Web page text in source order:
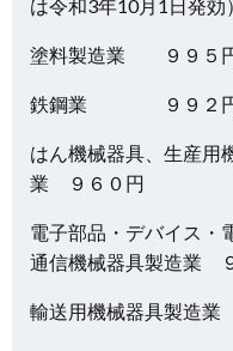
は令和3年10月1日発効）
塗料製造業 ９９５
鉄鋼業 ９９２
はん機械器具、生産用
業 ９６０円
電子部品・デバイス・
通信機械器具製造業
輸送用機械器具製造